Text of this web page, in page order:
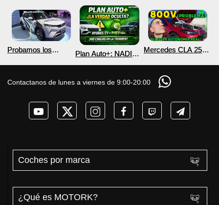
Probamos los
DM-i y EV con más
Plan Auto+: NADIE
coches eléctricos y
PHEV 2026
Mercedes CLA 250+
COCHE que NO lo
necesita? PRUEBA
de AUTONOMÍA
Contactanos de lunes a viernes de 9:00-20:00
Coches por marca
¿Qué es MOTORK?